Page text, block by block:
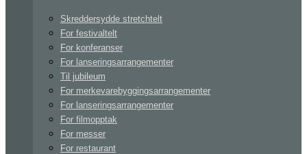
Skreddersydde stretchtelt
For festivaltelt
For konferanser
For lanseringsarrangementer
Til jubileum
For merkevarebyggingsarrangementer
For lanseringsarrangementer
For filmopptak
For messer
For restaurant